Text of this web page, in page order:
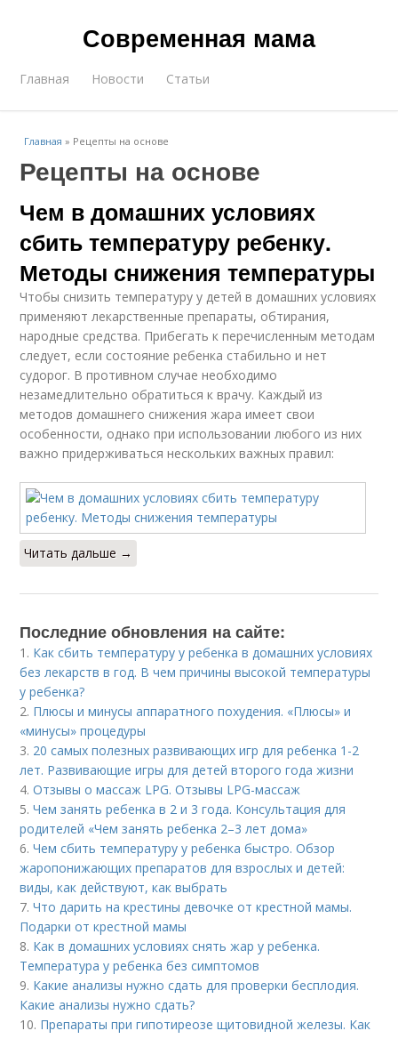
Современная мама
Главная Новости Статьи
Главная » Рецепты на основе
Рецепты на основе
Чем в домашних условиях
сбить температуру ребенку.
Методы снижения температуры
Чтобы снизить температуру у детей в домашних условиях
применяют лекарственные препараты, обтирания,
народные средства. Прибегать к перечисленным методам
следует, если состояние ребенка стабильно и нет
судорог. В противном случае необходимо
незамедлительно обратиться к врачу. Каждый из
методов домашнего снижения жара имеет свои
особенности, однако при использовании любого из них
важно придерживаться нескольких важных правил:
Читать дальше →
Последние обновления на сайте:
1. Как сбить температуру у ребенка в домашних условиях
без лекарств в год. В чем причины высокой температуры
у ребенка?
2. Плюсы и минусы аппаратного похудения. «Плюсы» и
«минусы» процедуры
3. 20 самых полезных развивающих игр для ребенка 1-2
лет. Развивающие игры для детей второго года жизни
4.Отзывы о массаж LPG. Отзывы LPG-массаж
5.Чем занять ребенка в 2 и 3 года. Консультация для
родителей «Чем занять ребенка 2–3 лет дома»
6.Чем сбить температуру у ребенка быстро. Обзор
жаропонижающих препаратов для взрослых и детей:
виды, как действуют, как выбрать
7.Что дарить на крестины девочке от крестной мамы.
Подарки от крестной мамы
8. Как в домашних условиях снять жар у ребенка.
Температура у ребенка без симптомов
9. Какие анализы нужно сдать для проверки бесплодия.
Какие анализы нужно сдать?
10. Препараты при гипотиреозе щитовидной железы. Как